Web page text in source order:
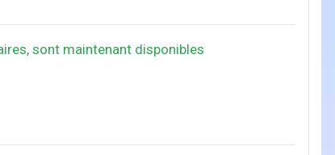
sont maintenant disponibles